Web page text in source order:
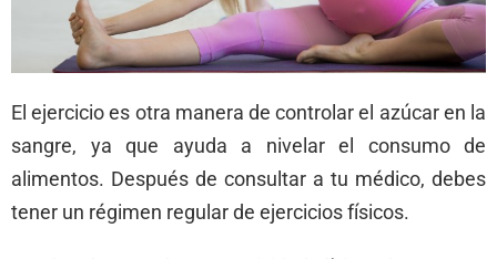
El ejercicio es otra manera de controlar el azúcar en la
sangre, ya que ayuda a nivelar el consumo de
alimentos. Después de consultar a tu médico, debes
tener un régimen regular de ejercicios físicos.